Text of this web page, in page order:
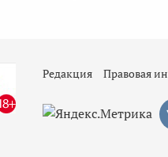
Редакция Правовая